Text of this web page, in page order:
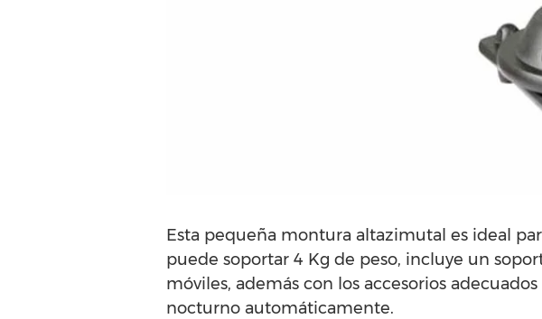
Esta pequeña montura altazimutal es ideal
puede soportar 4 Kg de peso, incluye un
móviles, además con los accesorios
nocturno automáticamente.